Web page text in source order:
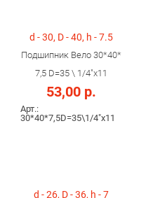
d - 30, D - 40, h - 7.5
Подшипник Вело 30*40*
7,5 D=35 \ 1/4"x11
53,00 р.
Арт.:
30*40*7,5D=35\1/4"x11
d - 26, D - 36, h - 7